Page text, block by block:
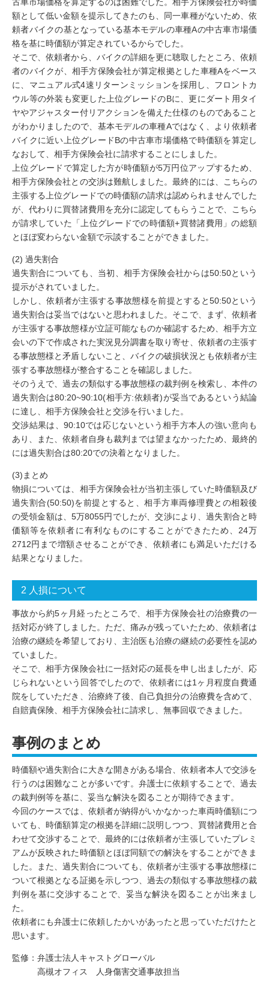
額として低い金額を提示してきたのも、同一車種がないため、依
頼者バイクの基となっている基本モデルの車種Aの中古車市場価
格を基に時価額が算定されているからでした。
そこで、依頼者から、バイクの詳細を更に聴取したところ、依頼
者のバイクが、相手方保険会社が算定根拠とした車種Aをベース
に、マニュアル式4速リターンミッションを採用し、フロントカ
ウル等の外装も変更した上位グレードのBに、更にダート用タイ
ヤやアジャスター付リアクションを備えた仕様のものであること
がわかりましたので、基本モデルの車種Aではなく、より依頼者
バイクに近い上位グレードBの中古車市場価格で時価額を算定し
なおして、相手方保険会社に請求することにしました。
上位グレードで算定した方が時価額が5万円位アップするため、
相手方保険会社との交渉は難航しました。最終的には、こちらの
主張する上位グレードでの時価額の請求は認められませんでした
が、代わりに買替諸費用を充分に認定してもらうことで、こちら
が請求していた「上位グレードでの時価額+買替諸費用」の総額
とほぼ変わらない金額で示談することができました。
(2) 過失割合
過失割合についても、当初、相手方保険会社からは50:50という
提示がされていました。
しかし、依頼者が主張する事故態様を前提とすると50:50という
過失割合は妥当ではないと思われました。そこで、まず、依頼者
が主張する事故態様が立証可能なものか確認するため、相手方立
会いの下で作成された実況見分調書を取り寄せ、依頼者の主張す
る事故態様と矛盾しないこと、バイクの破損状況とも依頼者が主
張する事故態様が整合することを確認しました。
そのうえで、過去の類似する事故態様の裁判例を検索し、本件の
過失割合は80:20~90:10(相手方:依頼者)が妥当であるという結論
に達し、相手方保険会社と交渉を行いました。
交渉結果は、90:10では応じないという相手方本人の強い意向も
あり、また、依頼者自身も裁判までは望まなかったため、最終的
には過失割合は80:20での決着となりました。
(3)まとめ
物損については、相手方保険会社が当初主張していた時価額及び
過失割合(50:50)を前提とすると、相手方車両修理費との相殺後
の受領金額は、5万8055円でしたが、交渉により、過失割合と時
価額等を依頼者に有利なものにすることができたため、24万
2712円まで増額させることができ、依頼者にも満足いただける
結果となりました。
2 人損について
事故から約5ヶ月経ったところで、相手方保険会社の治療費の一
括対応が終了しました。ただ、痛みが残っていたため、依頼者は
治療の継続を希望しており、主治医も治療の継続の必要性を認め
ていました。
そこで、相手方保険会社に一括対応の延長を申し出ましたが、応
じられないという回答でしたので、依頼者には1ヶ月程度自費通
院をしていただき、治療終了後、自己負担分の治療費を含めて、
自賠責保険、相手方保険会社に請求し、無事回収できました。
事例のまとめ
時価額や過失割合に大きな開きがある場合、依頼者本人で交渉を
行うのは困難なことが多いです。弁護士に依頼することで、過去
の裁判例等を基に、妥当な解決を図ることが期待できます。
今回のケースでは、依頼者が納得がいかなかった車両時価額につ
いても、時価額算定の根拠を詳細に説明しつつ、買替諸費用と合
わせて交渉することで、最終的には依頼者が主張していたプレミ
アムが反映された時価額とほぼ同額での解決をすることができま
した。また、過失割合についても、依頼者が主張する事故態様に
ついて根拠となる証拠を示しつつ、過去の類似する事故態様の裁
判例を基に交渉することで、妥当な解決を図ることが出来まし
た。
依頼者にも弁護士に依頼したかいがあったと思っていただけたと
思います。
監修：弁護士法人キャストグローバル
高槻オフィス 人身傷害交通事故担当